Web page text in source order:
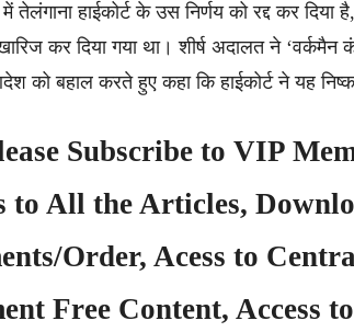
हाईकोर्ट के उस निर्णय को रद्द कर
कर दिया गया था। शीर्ष अदालत ने
को बहाल करते हुए कहा कि हाईकोर्ट ने यह
Subscribe to VIP
to All the Articles,
Order, Acess to
Free Content, Access